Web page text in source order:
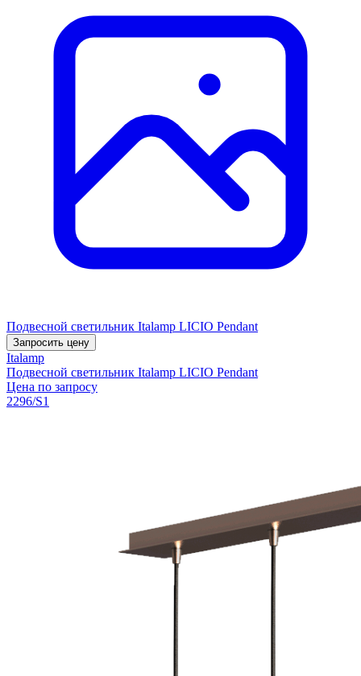
Подвесной светильник Italamp LICIO Pendant
Запросить цену
Italamp
Подвесной светильник Italamp LICIO Pendant
Цена по запросу
2296/S1